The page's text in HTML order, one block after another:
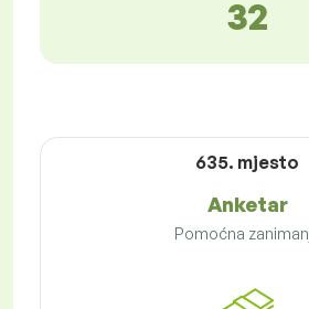
32
635. mjesto
Anketar
Pomoćna